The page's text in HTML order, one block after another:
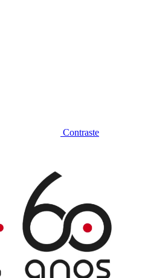
Contraste